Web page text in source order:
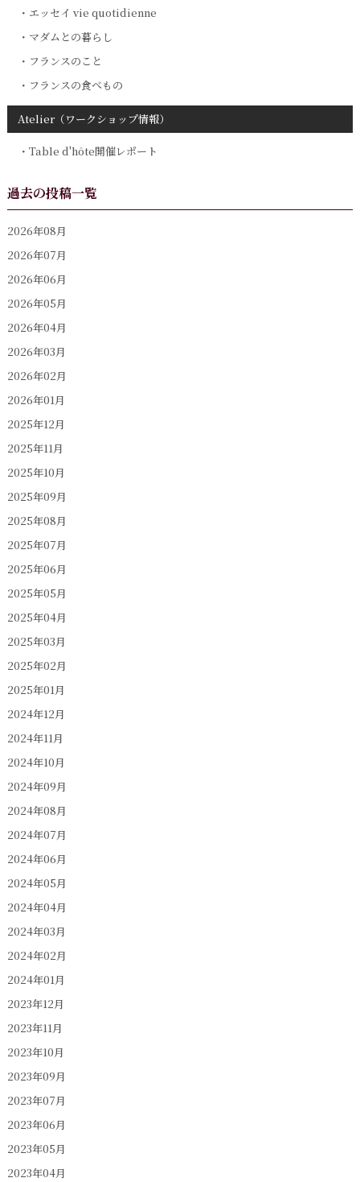
エッセイ vie quotidienne
マダムとの暮らし
フランスのこと
フランスの食べもの
Atelier（ワークショップ情報）
Table d'hôte開催レポート
過去の投稿一覧
2026年08月
2026年07月
2026年06月
2026年05月
2026年04月
2026年03月
2026年02月
2026年01月
2025年12月
2025年11月
2025年10月
2025年09月
2025年08月
2025年07月
2025年06月
2025年05月
2025年04月
2025年03月
2025年02月
2025年01月
2024年12月
2024年11月
2024年10月
2024年09月
2024年08月
2024年07月
2024年06月
2024年05月
2024年04月
2024年03月
2024年02月
2024年01月
2023年12月
2023年11月
2023年10月
2023年09月
2023年07月
2023年06月
2023年05月
2023年04月